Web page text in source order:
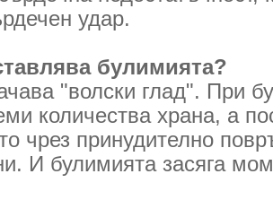
удар.
булимията?
"волски глад". При
количества храна, а
чрез принудително
И булимията засяга